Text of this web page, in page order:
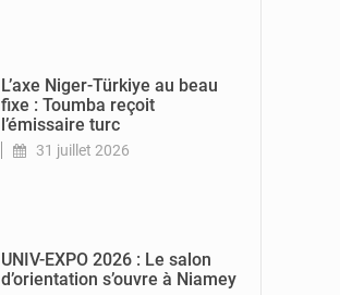
L’axe Niger-Türkiye au beau
fixe : Toumba reçoit
l’émissaire turc
31 juillet 2026
UNIV-EXPO 2026 : Le salon
d’orientation s’ouvre à Niamey